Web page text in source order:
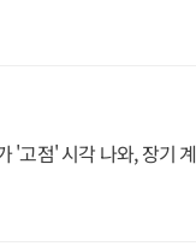
'고점' 시각 나와, 장기 계